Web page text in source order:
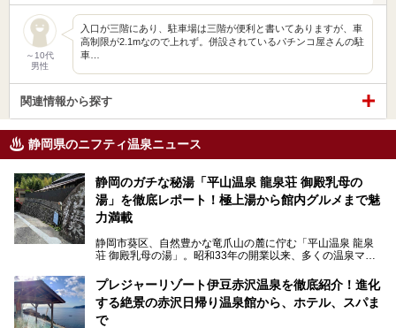
～10代
男性
入口が三階にあり、駐車場は三階が便利と書いてありますが、車
高制限が2.1mなので上れず。併設されているパチンコ屋さんの駐
車…
関連情報から探す
静岡県のニフティ温泉ニュース
静岡のガチな秘湯「平山温泉 龍泉荘 御殿乳母の
湯」を徹底レポート！極上湯から館内グルメまで魅
力満載
静岡市葵区、自然豊かな竜爪山の麓に佇む「平山温泉 龍泉
荘 御殿乳母の湯」。昭和33年の開業以来、多くの温泉マニ
極上温泉です。お湯はもちろん、実はグルメも揃っているん
です。多くのファンを持つ、その圧倒的なこだわりと魅力を
解説します。
プレジャーリゾート伊豆赤沢温泉を徹底紹介！進化
する絶景の赤沢日帰り温泉館から、ホテル、スパま
で